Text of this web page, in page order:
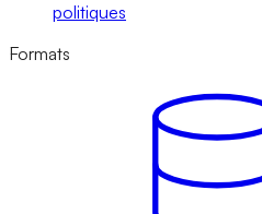
politiques
Formats